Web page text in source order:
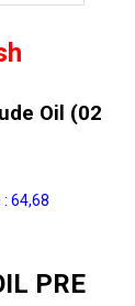
Oil (02
64,68
PRE